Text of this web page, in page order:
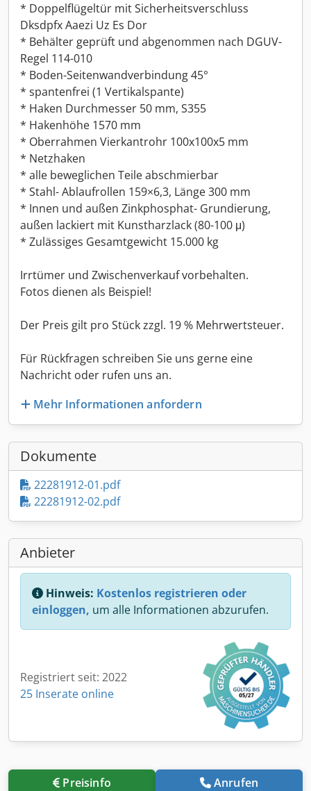
* Doppelflügeltür mit Sicherheitsverschluss
Dksdpfx Aaezi Uz Es Dor
* Behälter geprüft und abgenommen nach DGUV-
Regel 114-010
* Boden-Seitenwandverbindung 45°
* spantenfrei (1 Vertikalspante)
* Haken Durchmesser 50 mm, S355
* Hakenhöhe 1570 mm
* Oberrahmen Vierkantrohr 100x100x5 mm
* Netzhaken
* alle beweglichen Teile abschmierbar
* Stahl- Ablaufrollen 159×6,3, Länge 300 mm
* Innen und außen Zinkphosphat- Grundierung,
außen lackiert mit Kunstharzlack (80-100 μ)
* Zulässiges Gesamtgewicht 15.000 kg
Irrtümer und Zwischenverkauf vorbehalten.
Fotos dienen als Beispiel!
Der Preis gilt pro Stück zzgl. 19 % Mehrwertsteuer.
Für Rückfragen schreiben Sie uns gerne eine
Nachricht oder rufen uns an.
Mehr Informationen anfordern
Dokumente
22281912-01.pdf
22281912-02.pdf
Anbieter
Hinweis: Kostenlos registrieren oder
einloggen, um alle Informationen abzurufen.
Registriert seit: 2022
25 Inserate online
Preisinfo Anrufen